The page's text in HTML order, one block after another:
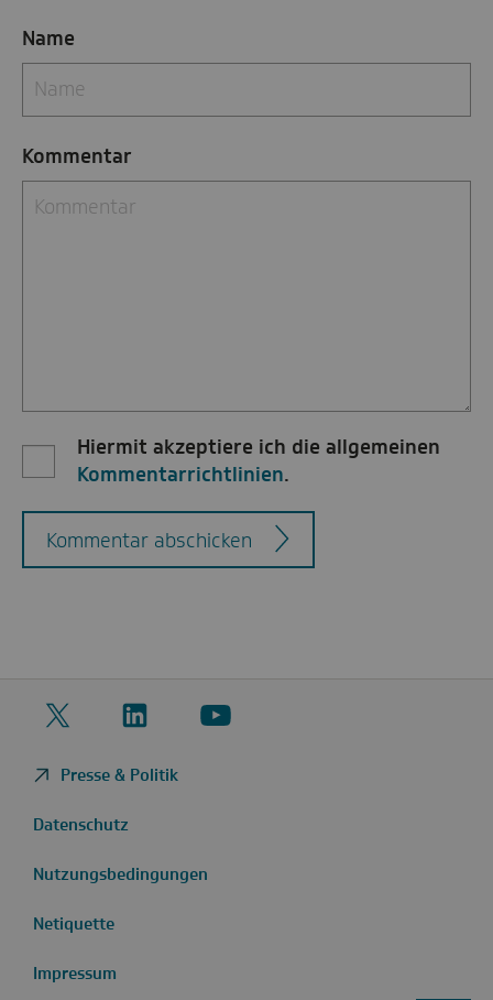
Name
Kommentar
Hiermit akzeptiere ich die allgemeinen
Kommentarrichtlinien.
Kommentar abschicken
Twitter
LinkedIn
YouTube
Presse & Politik
Datenschutz
Nutzungsbedingungen
Netiquette
Impressum